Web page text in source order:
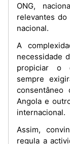
ONG,
relevantes
nacional.
A
necessidade
propiciar o
sempre
consentâneo
Angola e
internacional.
Assim,
regula a